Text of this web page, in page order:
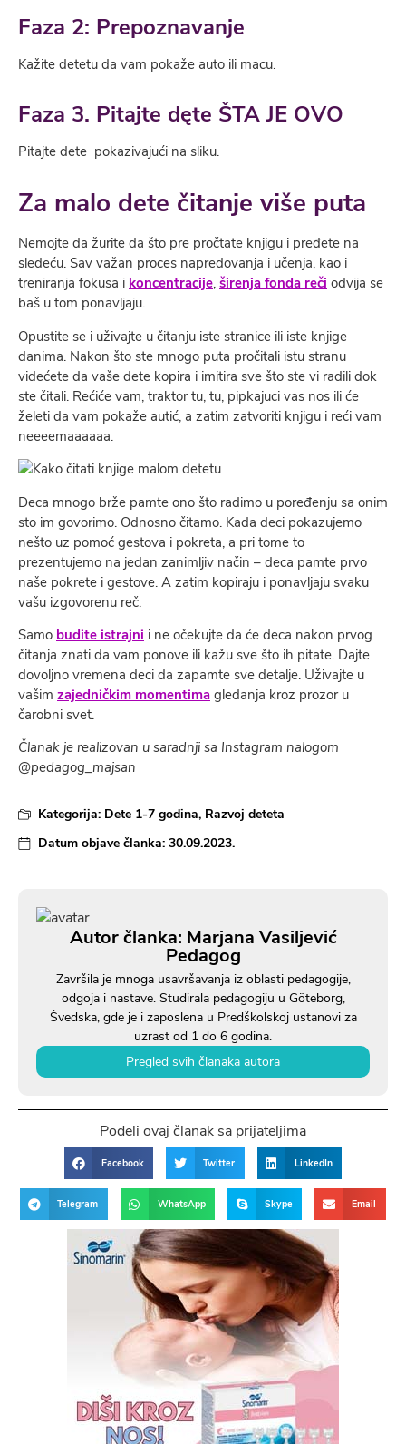
Faza 2: Prepoznavanje
Kažite detetu da vam pokaže auto ili macu.
Faza 3. Pitajte dęte ŠTA JE OVO
Pitajte dete pokazivajući na sliku.
Za malo dete čitanje više puta
Nemojte da žurite da što pre pročtate knjigu i pređete na
sledeću. Sav važan proces napredovanja i učenja, kao i
treniranja fokusa i koncentracije, širenja fonda reči odvija se
baš u tom ponavljaju.
Opustite se i uživajte u čitanju iste stranice ili iste knjige
danima. Nakon što ste mnogo puta pročitali istu stranu
videćete da vaše dete kopira i imitira sve što ste vi radili dok
ste čitali. Rećiće vam, traktor tu, tu, pipkajuci vas nos ili će
želeti da vam pokaže autić, a zatim zatvoriti knjigu i reći vam
neeeemaaaaaa.
Deca mnogo brže pamte ono što radimo u poređenju sa onim
sto im govorimo. Odnosno čitamo. Kada deci pokazujemo
nešto uz pomoć gestova i pokreta, a pri tome to
prezentujemo na jedan zanimljiv način – deca pamte prvo
naše pokrete i gestove. A zatim kopiraju i ponavljaju svaku
vašu izgovorenu reč.
Samo budite istrajni i ne očekujte da će deca nakon prvog
čitanja znati da vam ponove ili kažu sve što ih pitate. Dajte
dovoljno vremena deci da zapamte sve detalje. Uživajte u
vašim zajedničkim momentima gledanja kroz prozor u
čarobni svet.
Članak je realizovan u saradnji sa Instagram nalogom
@pedagog_majsan
Kategorija: Dete 1-7 godina, Razvoj deteta
Datum objave članka: 30.09.2023.
Autor članka: Marjana Vasiljević
Pedagog
Završila je mnoga usavršavanja iz oblasti pedagogije,
odgoja i nastave. Studirala pedagogiju u Göteborg,
Švedska, gde je i zaposlena u Predškolskoj ustanovi za
uzrast od 1 do 6 godina.
Pregled svih članaka autora
Podeli ovaj članak sa prijateljima
Facebook Twitter LinkedIn
Telegram WhatsApp Skype Email